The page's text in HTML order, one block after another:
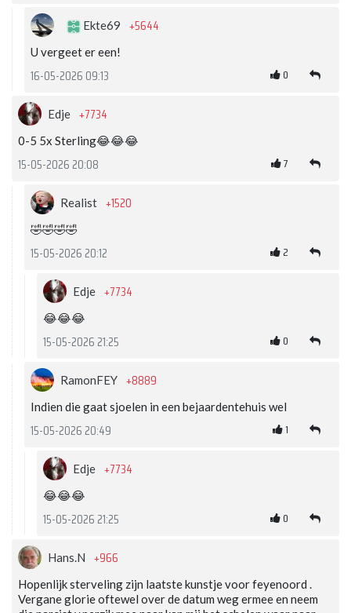
Ekte69 +5644
U vergeet er een!
16-05-2026 09:13 0
Edje +7734
0-5 5x Sterling😂😂😂
15-05-2026 20:08 7
Realist +1520
🤣🤣🤣🤣
15-05-2026 20:12 2
Edje +7734
😂😂😂
15-05-2026 21:25 0
RamonFEY +8889
Indien die gaat sjoelen in een bejaardentehuis wel
15-05-2026 20:49 1
Edje +7734
😂😂😂
15-05-2026 21:25 0
Hans.N +966
Hopenlijk sterveling zijn laatste kunstje voor feyenoord .
Vergane glorie oftewel over de datum weg ermee en neem